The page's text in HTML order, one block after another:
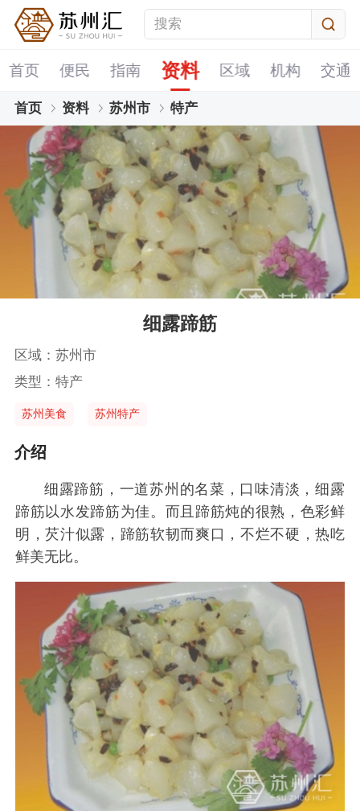
首页 便民 指南 资料 区域 机构 交通
首页 资料 苏州市 特产
细露蹄筋
区域：苏州市
类型：特产
苏州美食 苏州特产
介绍
细露蹄筋，一道苏州的名菜，口味清淡，细露
蹄筋以水发蹄筋为佳。而且蹄筋炖的很熟，色彩鲜
明，芡汁似露，蹄筋软韧而爽口，不烂不硬，热吃
鲜美无比。